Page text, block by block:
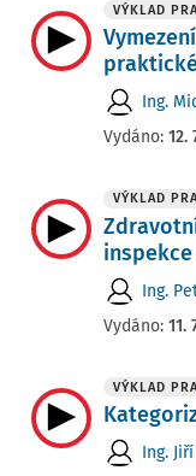
VÝKLAD
Ing.
Vydáno: 12.
VÝKLAD
Ing.
Vydáno: 11.
VÝKLAD
Ing.